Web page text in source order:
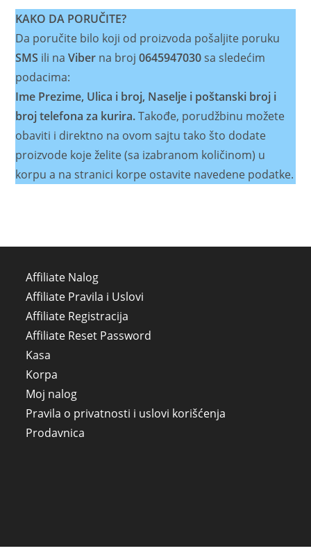
KAKO DA PORUČITE?
Da poručite bilo koji od proizvoda pošaljite poruku
SMS ili naViber na broj0645947030sa sledećim
podacima:
Ime Prezime, Ulica i broj, Naselje i poštanski broj i
broj telefona za kurira.Takođe, porudžbinu možete
obaviti i direktno na ovom sajtu tako što dodate
proizvode koje želite (sa izabranom količinom) u
korpu a na stranici korpe ostavite navedene podatke.
Affiliate Nalog
Affiliate Pravila i Uslovi
Affiliate Registracija
Affiliate Reset Password
Kasa
Korpa
Moj nalog
Pravila o privatnosti i uslovi korišćenja
Prodavnica